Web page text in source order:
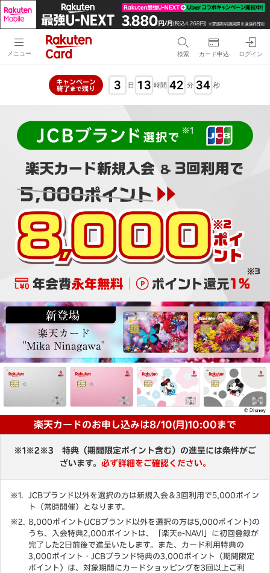
メニュー 検索 カード申込 ログイン
キャンペーン
終了まで残り 3 日 13 時間 42 分 33 秒
楽天カードのお申し込みは8/10(月)10:00まで
※1※2※3 特典（期間限定ポイント含む）の進呈には条件がご
ざいます。 必ず詳細をご確認ください。
JCBブランド以外を選択の方は新規入会＆3回利用で5,000ポイン
ト（常時開催）となります。
8,000ポイント(JCBブランド以外を選択の方は5,000ポイント)の
うち、入会特典2,000ポイントは、「楽天e-NAVI」に初回登録が
完了した2日前後で進呈いたします。また、カード利用特典の
3,000ポイント・JCBブランド特典の3,000ポイント（期間限定
ポイント）は、対象期間にカードショッピングを3回以上ご利